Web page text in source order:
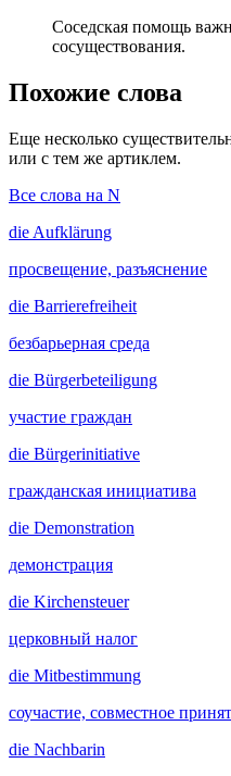
Соседская помощь
сосуществования.
Похожие слова
Еще несколько
или с тем же артиклем.
Все слова на N
die Aufklärung
просвещение, разъяснение
die Barrierefreiheit
безбарьерная среда
die Bürgerbeteiligung
участие граждан
die Bürgerinitiative
гражданская инициатива
die Demonstration
демонстрация
die Kirchensteuer
церковный налог
die Mitbestimmung
соучастие, совместное
die Nachbarin